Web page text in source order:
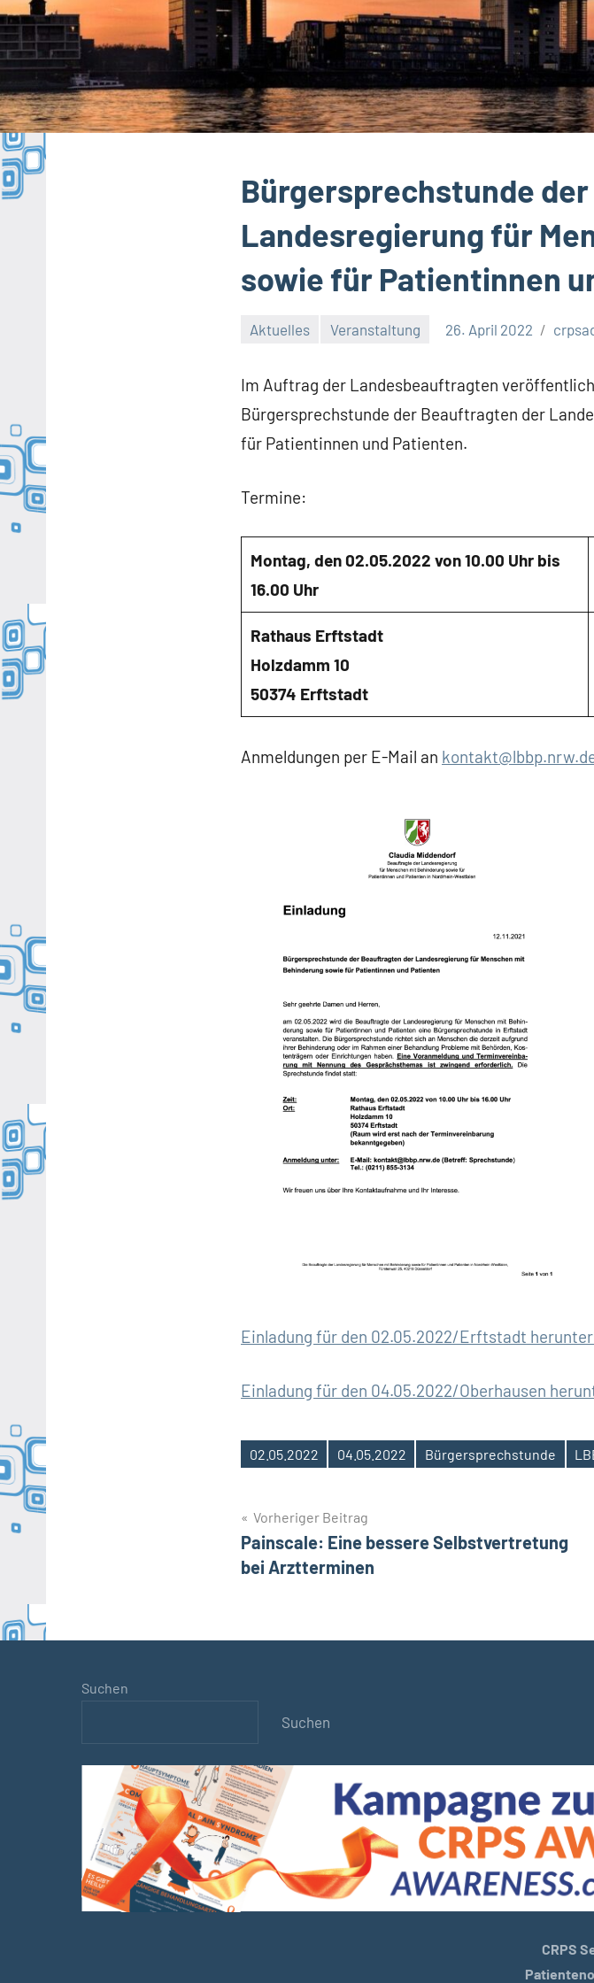
Bürgersprechstunde
Landesregierung für
sowie für Patientinnen
Aktuelles Veranstaltung 26. April 2022
Im Auftrag der Landesbeauftragten
Bürgersprechstunde der Beauftragten der
für Patientinnen und Patienten.
Termine:
Montag, den 02.05.2022 von 10.00 Uhr bis
16.00 Uhr
Rathaus Erftstadt
Holzdamm 10
50374 Erftstadt
Anmeldungen per E-Mail an
Einladung für den 02.05.2022/Erftstadt
Einladung für den 04.05.2022/Oberhausen
Schlagwörter
02.05.2022 04.05.2022 Bürgersprechstunde
Beitragsnavigation
Vorheriger Beitrag
Painscale: Eine bessere Selbstvertretung
bei Arztterminen
Suchen
Suchen
CRPS